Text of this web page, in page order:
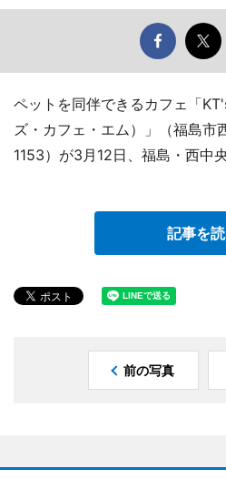
ペットを同伴できるカフェ「
ズ・カフェ・エム）」（福島
1153）が3月12日、福島・西中
記事を
前の写真